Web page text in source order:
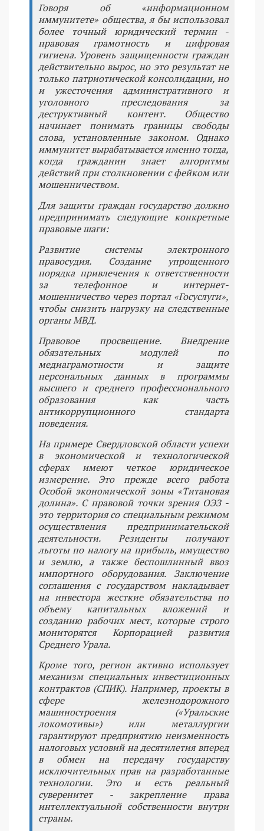
Говоря об «информационном
иммунитете» общества, я бы использовал
более точный юридический термин -
правовая грамотность и цифровая
гигиена. Уровень защищенности граждан
действительно вырос, но это результат не
только патриотической консолидации, но
и ужесточения административного и
уголовного преследования за
деструктивный контент. Общество
начинает понимать границы свободы
слова, установленные законом. Однако
иммунитет вырабатывается именно тогда,
когда гражданин знает алгоритмы
действий при столкновении с фейком или
мошенничеством.
Для защиты граждан государство должно
предпринимать следующие конкретные
правовые шаги:
Развитие системы электронного
правосудия. Создание упрощенного
порядка привлечения к ответственности
за телефонное и интернет-
мошенничество через портал «Госуслуги»,
чтобы снизить нагрузку на следственные
органы МВД.
Правовое просвещение. Внедрение
обязательных модулей по
медиаграмотности и защите
персональных данных в программы
высшего и среднего профессионального
образования как часть
антикоррупционного стандарта
поведения.
На примере Свердловской области успехи
в экономической и технологической
сферах имеют четкое юридическое
измерение. Это прежде всего работа
Особой экономической зоны «Титановая
долина». С правовой точки зрения ОЭЗ -
это территория со специальным режимом
осуществления предпринимательской
деятельности. Резиденты получают
льготы по налогу на прибыль, имущество
и землю, а также беспошлинный ввоз
импортного оборудования. Заключение
соглашения с государством накладывает
на инвестора жесткие обязательства по
объему капитальных вложений и
созданию рабочих мест, которые строго
мониторятся Корпорацией развития
Среднего Урала.
Кроме того, регион активно использует
механизм специальных инвестиционных
контрактов (СПИК). Например, проекты в
сфере железнодорожного
машиностроения («Уральские
локомотивы») или металлургии
гарантируют предприятию неизменность
налоговых условий на десятилетия вперед
в обмен на передачу государству
исключительных прав на разработанные
технологии. Это и есть реальный
суверенитет - закрепление права
интеллектуальной собственности внутри
страны.